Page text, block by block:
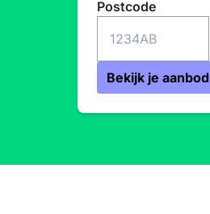
Postcode
Bekijk je aanbod